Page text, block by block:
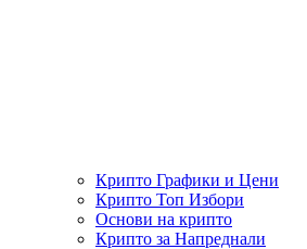
Крипто Графики и Цени
Крипто Топ Избори
Основи на крипто
Крипто за Напреднали